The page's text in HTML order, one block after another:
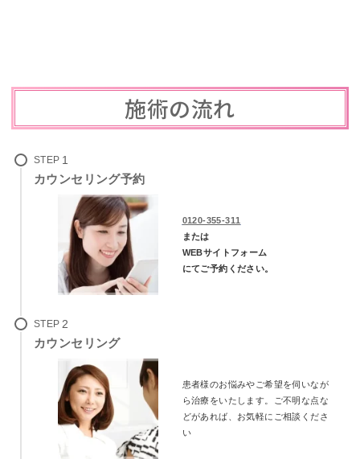
料金 ¥88,550～¥151,800
熱感・頭痛・蕁麻疹・痒み・むくみ・発熱・左右差
など
施術名 二重まぶた小切開法
説明
二重ラインに沿った数ミリの切開と縫合で二重のく
副作用
など
¥126,500～¥189,750
施術名 二重まぶた小切開法
説明
せをつける施術
熱感・頭痛・蕁麻疹・痒み・むくみ・発熱・左右差
など
¥126,500～¥189,750
施術の流れ
STEP
カウンセリング予約
0120-355-311
または
WEBサイトフォーム
にてご予約ください。
STEP
カウンセリング
患者様のお悩みやご希望を伺いなが
ら治療をいたします。
ご不明な点な
どがあれば、お気軽にご相談くださ
い